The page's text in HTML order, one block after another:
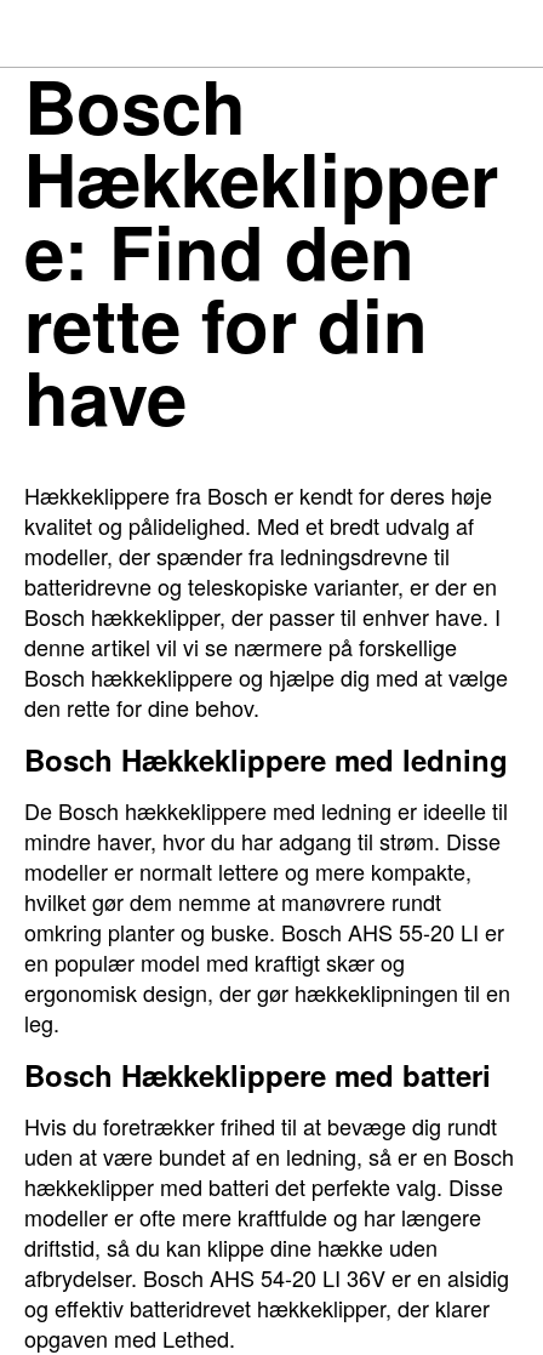
Bosch
Hækkeklipper
e: Find den
rette for din
have
Hækkeklippere fra Bosch er kendt for deres høje
kvalitet og pålidelighed. Med et bredt udvalg af
modeller, der spænder fra ledningsdrevne til
batteridrevne og teleskopiske varianter, er der en
Bosch hækkeklipper, der passer til enhver have. I
denne artikel vil vi se nærmere på forskellige
Bosch hækkeklippere og hjælpe dig med at vælge
den rette for dine behov.
Bosch Hækkeklippere med ledning
De Bosch hækkeklippere med ledning er ideelle til
mindre haver, hvor du har adgang til strøm. Disse
modeller er normalt lettere og mere kompakte,
hvilket gør dem nemme at manøvrere rundt
omkring planter og buske. Bosch AHS 55-20 LI er
en populær model med kraftigt skær og
ergonomisk design, der gør hækkeklipningen til en
leg.
Bosch Hækkeklippere med batteri
Hvis du foretrækker frihed til at bevæge dig rundt
uden at være bundet af en ledning, så er en Bosch
hækkeklipper med batteri det perfekte valg. Disse
modeller er ofte mere kraftfulde og har længere
driftstid, så du kan klippe dine hække uden
afbrydelser. Bosch AHS 54-20 LI 36V er en alsidig
og effektiv batteridrevet hækkeklipper, der klarer
opgaven med Lethed.